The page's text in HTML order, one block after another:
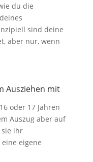
du die
sind deine
aber nur, wenn
Ausziehen mit
oder 17 Jahren
Auszug aber auf
sie ihr
eigene